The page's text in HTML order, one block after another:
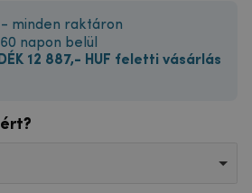
- minden raktáron
napon belül
12 887,- HUF feletti vásárlás